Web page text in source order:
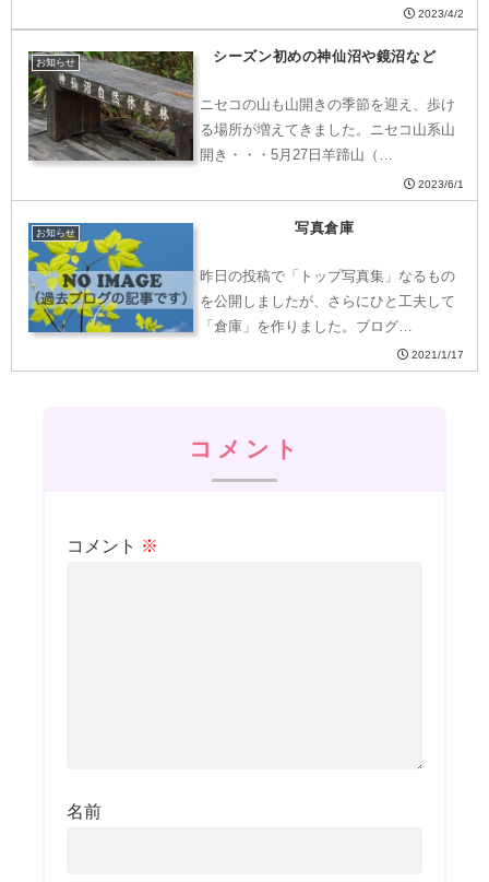
2023/4/2
お知らせ シーズン初めの神仙沼や鏡沼など
ニセコの山も山開きの季節を迎え、歩け
る場所が増えてきました。ニセコ山系山
開き・・・5月27日羊蹄山（…
2023/6/1
お知らせ 写真倉庫
昨日の投稿で「トップ写真集」なるもの
を公開しましたが、さらにひと工夫して
「倉庫」を作りました。ブログ…
2021/1/17
コメント
コメント ※
名前